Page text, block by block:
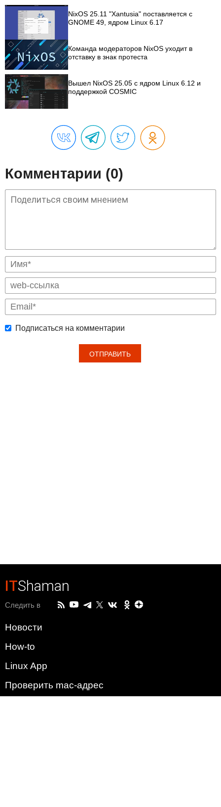
NixOS 25.11 "Xantusia" поставляется с
GNOME 49, ядром Linux 6.17
Команда модераторов NixOS уходит в
отставку в знак протеста
Вышел NixOS 25.05 с ядром Linux 6.12 и
поддержкой COSMIC
Комментарии (0)
Подписаться на комментарии
ITShaman
Следить в
Новости
How-to
Linux App
Проверить mac-адрес